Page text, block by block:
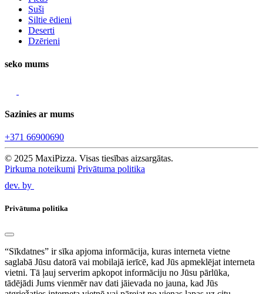
Suši
Siltie ēdieni
Deserti
Dzērieni
seko mums
Sazinies ar mums
+371 66900690
© 2025 MaxiPizza. Visas tiesības aizsargātas.
Pirkuma noteikumi Privātuma politika
dev. by
Privātuma politika
“Sīkdatnes” ir sīka apjoma informācija, kuras interneta vietne
saglabā Jūsu datorā vai mobilajā ierīcē, kad Jūs apmeklējat interneta
vietni. Tā ļauj serverim apkopot informāciju no Jūsu pārlūka,
tādējādi Jums vienmēr nav dati jāievada no jauna, kad Jūs